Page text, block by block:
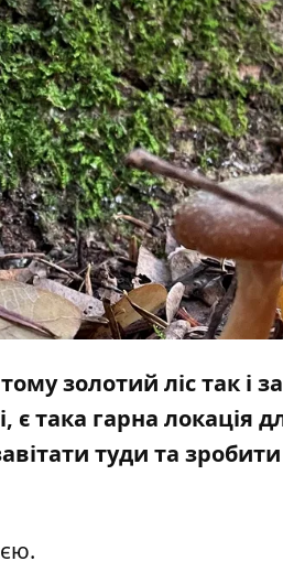
золотий ліс так і
така гарна локація
туди та зробити